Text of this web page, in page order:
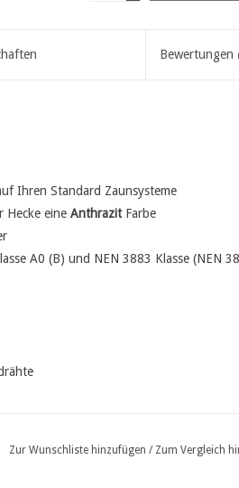
Bewertungen
Ihren Standard Zaunsysteme
Hecke eine AnthrazitFarbe
A0 (B) und NEN 3883 Klasse (NEN
Zur Wunschliste hinzufügen / Zum Vergleich